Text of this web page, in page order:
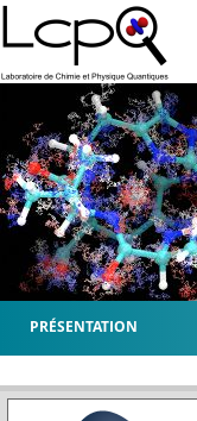
PRÉSENTATION